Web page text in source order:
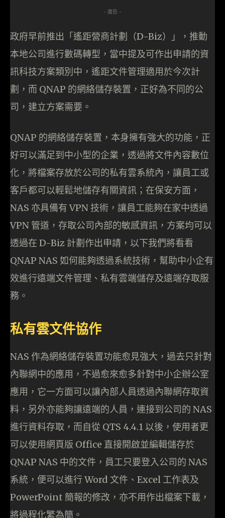
- 廣告 -
政府早前推出「遙距營商計劃（D-Biz）」，推動
本地公司進行數碼轉型，當中提及可作出申請的資
訊科技方案類別中，遙距文件管理適用於今次計
劃，而 QNAP 的網絡儲存裝置，正好為不同的公
司，建立方案需要。
QNAP 的網絡儲存裝置，本身擁有強大的功能，正
好可以滿足到中小型的企業，透過將文件內容數位
化，將檔案存放於公司的私有雲系統內，讓員工或
客戶都可以輕鬆地儲存有關資訊；在保安方面，
NAS 亦具備有 VPN 技術，讓員工能夠在家中透過
VPN 管道，存取公司內部的敏感資訊，方案均可以
透過在 D-Biz 計劃作出申請，以下我們將看看
QNAP NAS 如何能夠透過系統技術，幫助中小企有
效進行遠端文件管理、私有雲端儲存及遠端存取服
務。
私有雲文件協作
NAS 作為網絡儲存裝置功能愈見強大，過去只針對
內聯網中的應用，不過愈來愈多針對中小企辦公室
應用，它一方面可以讓內部人員透過內聯網存取資
料，另外亦能夠讓遠端的人員，連接到公司的 NAS
進行資料存取，而自從 QTS 4.4.1 以後，使用者更
可以使用網頁版 Office 直接開啟並編輯儲存於
QNAP NAS 中的文件，員工只要登入公司的 NAS
系統，便可以進行 Word 文件、Excel 工作表及
PowerPoint 簡報的修改，亦不用作出檔案下載，
將過程化繁為簡。